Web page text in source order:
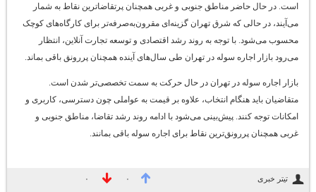
است. در حال حاضر مناطق جنوبی و غربی همچنان پرتقاضاترین نقاط به شمار
می‌آیند، در حالی که شرق تهران گزینه‌ای مقرون‌به‌صرفه‌تر برای کارگاه‌های کوچک
محسوب می‌شود. با توجه به روند رشد اقتصادی و توسعه تجارت آنلاین، انتظار
می‌رود بازار اجاره سوله در تهران طی سال‌های آینده همچنان پررونق باقی بماند.
بازار اجاره سوله در تهران در حال حرکت به سمت تخصصی‌تر شدن است.
متقاضیان باید هنگام انتخاب، علاوه بر قیمت به عواملی چون دسترسی، کاربری و
امکانات توجه کنند. پیش‌بینی می‌شود با ادامه روند رشد تقاضا، مناطق جنوبی و
غربی همچنان پررونق‌ترین نقاط برای اجاره سوله باقی بمانند.
تیتر خبری